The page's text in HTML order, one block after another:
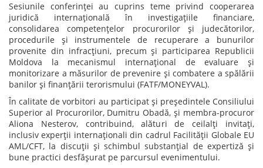
Sesiunile conferinței au cuprins teme privind cooperarea
juridică internațională în investigațiile financiare,
consolidarea competențelor procurorilor și judecătorilor,
procedurile și instrumentele de recuperare a bunurilor
provenite din infracțiuni, precum și participarea Republicii
Moldova la mecanismul internațional de evaluare și
monitorizare a măsurilor de prevenire și combatere a spălării
banilor și finanțării terorismului (FATF/MONEYVAL).
În calitate de vorbitori au participat și președintele Consiliului
Superior al Procurorilor, Dumitru Obadă, și membra-procuror
Aliona Nesterov, contribuind, alături de ceilalți invitați,
inclusiv experții internaționali din cadrul Facilității Globale EU
AML/CFT, la discuții și schimbul substanțial de expertiză și
bune practici desfășurat pe parcursul evenimentului.